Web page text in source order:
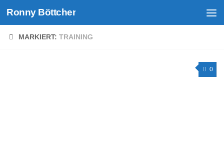
Unter dem Inhalt
Ronny Böttcher
MARKIERT: TRAINING
0